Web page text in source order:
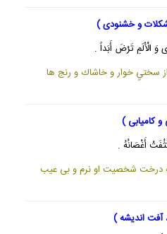
وَ الْأَلَمِ تَرْضَ أَبَداً .
سختيِ خوار و خاشاك و رنج ها
أَغْصَانُهُ .
درخت شخصيت او نرم و بى عيب